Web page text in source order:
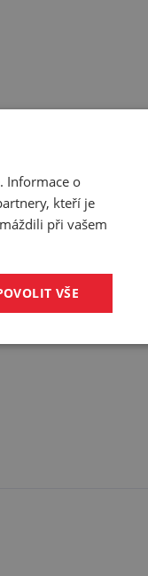
Informace o
kteří je
při vašem
VŠE